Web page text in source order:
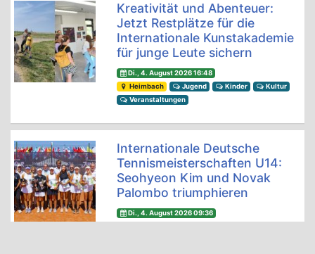
Kreativität und Abenteuer:
Jetzt Restplätze für die
Internationale Kunstakademie
für junge Leute sichern
Di., 4. August 2026 16:48
Heimbach
Jugend Kinder
Kultur
Veranstaltungen
Internationale Deutsche
Tennismeisterschaften U14:
Seohyeon Kim und Novak
Palombo triumphieren
Di., 4. August 2026 09:36